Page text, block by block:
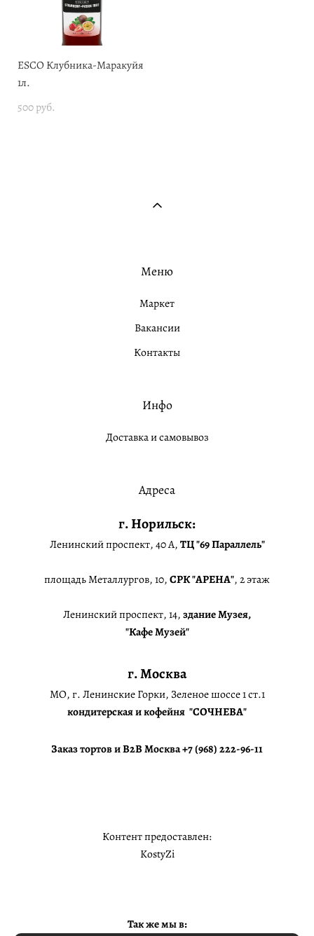
ESCO Клубника-Маракуйя
1л.
500 pуб.
Меню
Маркет
Вакансии
Контакты
Инфо
Доставка и самовывоз
Адреса
г. Норильск:
Ленинский проспект, 40 А,ТЦ "69 Параллель"
площадь Металлургов, 10,СРК "АРЕНА", 2 этаж
Ленинский проспект, 14,здание Музея,
"Кафе Музей"
г. Москва
МО, г. Ленинские Горки, Зеленое шоссе 1 ст.1
кондитерская и кофейня "СОЧНЕВА"
Заказ тортов и B2B Москва +7 (968) 222-96-11
Контент предоставлен:
KostyZi
Так же мы в: